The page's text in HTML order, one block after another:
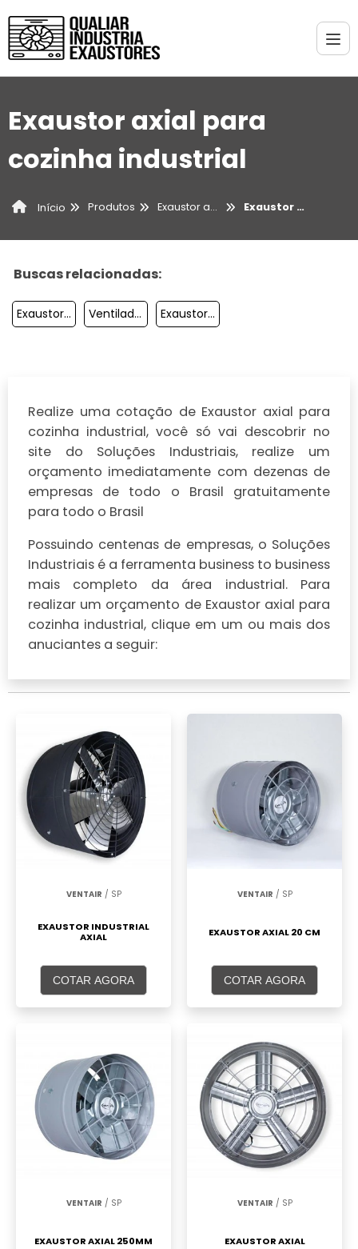
Exaustor axial para
cozinha industrial
Início Produtos Exaustor axial Exaustor axial para cozinha industrial
Buscas relacionadas:
Exaustor Axial 200mm Ventiladores Axiais E Centrífugos Exaustor Axial Industrial Preço
Realize uma cotação de Exaustor axial para
cozinha industrial, você só vai descobrir no
site do Soluções Industriais, realize um
orçamento imediatamente com dezenas de
empresas de todo o Brasil gratuitamente
para todo o Brasil
Possuindo centenas de empresas, o Soluções
Industriais é a ferramenta business to business
mais completo da área industrial. Para
realizar um orçamento de Exaustor axial para
cozinha industrial, clique em um ou mais dos
anuciantes a seguir:
VENTAIR / SP
EXAUSTOR INDUSTRIAL
AXIAL
COTAR AGORA
VENTAIR / SP
EXAUSTOR AXIAL 20 CM
COTAR AGORA
VENTAIR / SP
EXAUSTOR AXIAL 250MM
VENTAIR / SP
EXAUSTOR AXIAL